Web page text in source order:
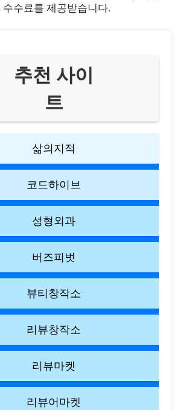
수료를 제공받습니다.
추천 사이
트
삶의지적
코드하이브
성형외과
버즈피벗
뷰티창작소
리뷰창작소
리뷰마켓
리뷰어마켓